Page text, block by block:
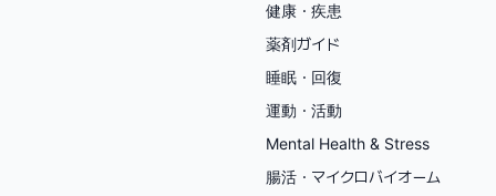
健康・疾患
薬剤ガイド
睡眠・回復
運動・活動
Mental Health & Stress
腸活・マイクロバイオーム